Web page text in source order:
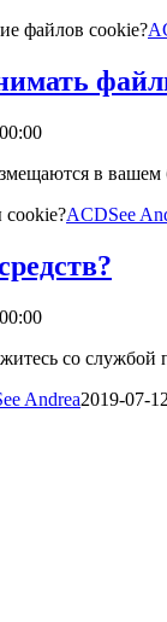
файлов cookie?
в вашем
ACDSee
со
Andrea2019-07-